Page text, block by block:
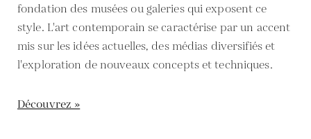
fondation des musées ou galeries qui exposent ce
style. L'art contemporain se caractérise par un accent
mis sur les idées actuelles, des médias diversifiés et
l'exploration de nouveaux concepts et techniques.
Découvrez »